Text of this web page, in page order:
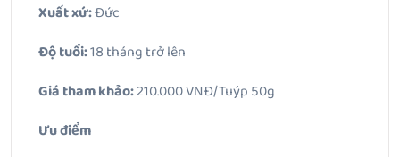
Xuất xứ:Đức
Độ tuổi:18 tháng trở lên
Giá tham khảo:210.000 VNĐ/Tuýp 50g
Ưu điểm